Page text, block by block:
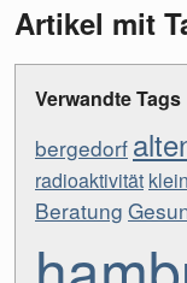
Artikel mit
Verwandte Tags
bergedorf
radioaktivität
Beratung